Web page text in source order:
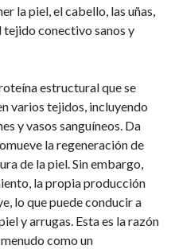
la piel, el cabello, las uñas,
tejido conectivo sanos y
estructural que se
varios tejidos, incluyendo
y vasos sanguíneos. Da
la regeneración de
de la piel. Sin embargo,
la propia producción
lo que puede conducir a
y arrugas. Esta es la razón
como un